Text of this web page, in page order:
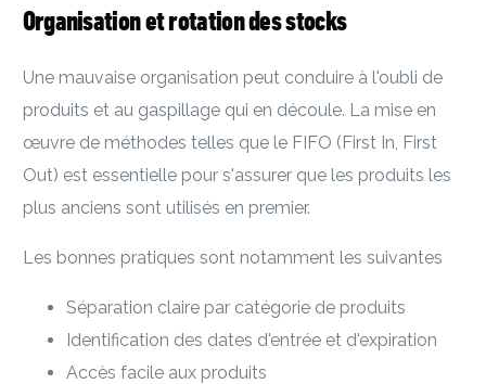
Organisation et rotation des stocks
Une mauvaise organisation peut conduire à l'oubli de
produits et au gaspillage qui en découle. La mise en
œuvre de méthodes telles que le FIFO (First In, First
Out) est essentielle pour s'assurer que les produits les
plus anciens sont utilisés en premier.
Les bonnes pratiques sont notamment les suivantes
Séparation claire par catégorie de produits
Identification des dates d'entrée et d'expiration
Accès facile aux produits